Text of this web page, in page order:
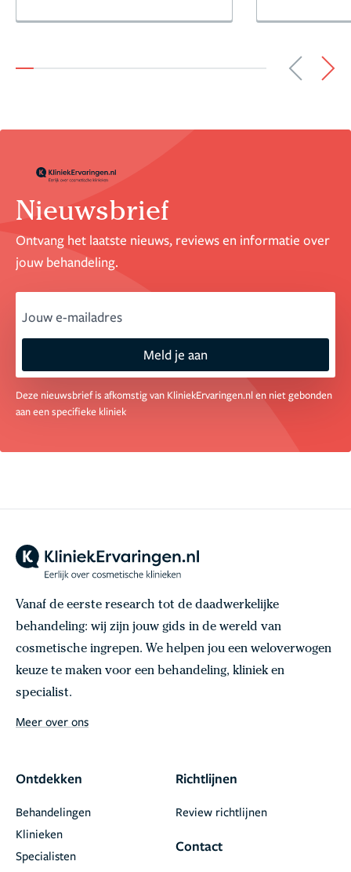
Nieuwsbrief
Ontvang het laatste nieuws, reviews en informatie over
jouw behandeling.
Meld je aan
Deze nieuwsbrief is afkomstig van KliniekErvaringen.nl en niet gebonden
aan een specifieke kliniek
Vanaf de eerste research tot de daadwerkelijke
behandeling: wij zijn jouw gids in de wereld van
cosmetische ingrepen. We helpen jou een weloverwogen
keuze te maken voor een behandeling, kliniek en
specialist.
Meer over ons
Ontdekken
Behandelingen
Klinieken
Specialisten
Richtlijnen
Review richtlijnen
Contact